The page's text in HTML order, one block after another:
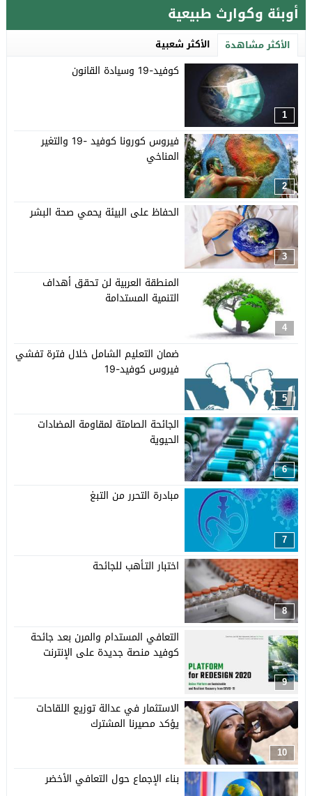
أوبئة وكوارث طبيعية
الأكثر مشاهدة الأكثر شعبية
1
كوفيد-19 وسيادة القانون
2
فيروس كورونا كوفيد -19 والتغير
المناخي
3
الحفاظ على البيئة يحمي صحة البشر
4
المنطقة العربية لن تحقق أهداف
التنمية المستدامة
5
ضمان التعليم الشامل خلال فترة تفشي
فيروس كوفيد-19
6
الجائحة الصامتة لمقاومة المضادات
الحيوية
7
مبادرة التحرر من التبغ
8
اختبار التـأهب للجائحة
9
التعافي المستدام والمرن بعد جائحة
كوفيد منصة جديدة على الإنترنت
10
الاستثمار في عدالة توزيع اللقاحات
يؤكد مصيرنا المشترك
بناء الإجماع حول التعافي الأخضر